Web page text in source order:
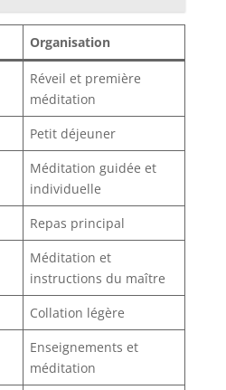
Organisation
Réveil et première
méditation
Petit déjeuner
Méditation guidée et
individuelle
Repas principal
Méditation et
instructions du maître
Collation légère
Enseignements et
méditation